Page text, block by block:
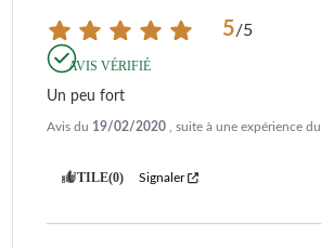
5/5
AVIS VÉRIFIÉ
Un peu fort
Avis du 19/02/2020 , suite à une expérience du
UTILE(0) Signaler